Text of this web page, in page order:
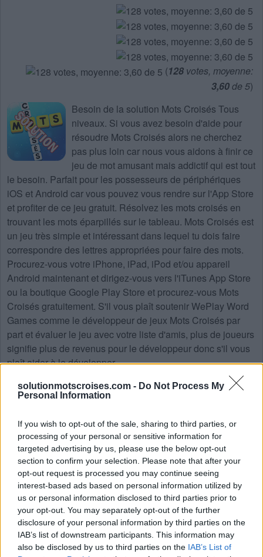
solutionmotscroises.com - Do Not Process My
Personal Information
If you wish to opt-out of the sale, sharing to third parties, or
processing of your personal or sensitive information for
targeted advertising by us, please use the below opt-out
section to confirm your selection. Please note that after your
opt-out request is processed you may continue seeing
interest-based ads based on personal information utilized by
us or personal information disclosed to third parties prior to
your opt-out. You may separately opt-out of the further
disclosure of your personal information by third parties on the
IAB’s list of downstream participants. This information may
also be disclosed by us to third parties on the IAB’s List of
(128 votes, moyenne:
3,60de 5)
Besoin de la solution Mots Croisés Tous
niveaux. Si vous avez besoin d'aide pour
résoudre Mots Croisés alors ne cherchez
pas plus loin car nous vous aidons à finir ce
jeu de mot amusant mais addictif qui est tout
le besoin. Parfait pour les possesseurs de périphériques
iOS et Android car vous pouvez vous rendre sur l'App Store
et profiter de ce jeu gratuit. Résolvez les mots croisés en
trouvant les mots éparpillés sur le tableau. Mots Croisés est
un jeu très simple et intéressant dans lequel tu dois faire
correspondre des lettres appropriées pour faire des mots.
Procurez-vous votre iPhone, iPad, iPod et/ou appareil
Android maintenant et dirigez-vous vers l'iTunes App Store
ou la boutique Google Play Store et procurez-vous Mots
Croisés gratuitement. S'il vous plaît soutenir WePlay Word
Games comme le développeur de jeux Mots Croisés par
part et évaluer le jeu avec votre liste d'amis, plus de joueurs
signifie plus de revenus pour le développeur donc s'il vous
plaît aider à le développer.